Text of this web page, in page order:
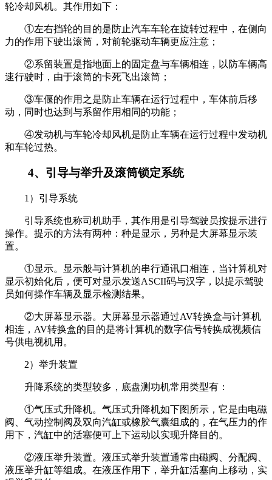
轮冷却风机。其作用如下：
①左右挡轮的目的是防止汽车车轮在旋转过程中，在侧向
力的作用下驶出滚筒，对前轮驱动车辆更应注意；
②系留装置是指地面上的固定盘与车辆相连，以防车辆高
速行驶时，由于滚筒的卡死飞出滚筒；
③车偃的作用之是防止车辆在运行过程中，车体前后移
动，同时也达到与系留作用相同的功能；
④发动机与车轮冷却风机是防止车辆在运行过程中发动机
和车轮过热。
4、引导与举升及滚筒锁定系统
1）引导系统
引导系统也称司机助手，其作用是引导驾驶员按提示进行
操作。提示的方法有两种：种是显示，另种是大屏幕显示装
置。
①显示。显示般与计算机的串行通讯口相连，当计算机对
显示初始化后，便可对显示发送ASCII码与汉字，以提示驾驶
员如何操作车辆及显示检测结果。
②大屏幕显示器。大屏幕显示器通过AV转换盒与计算机
相连，AV转换盒的目的是将计算机的数字信号转换成视频信
号供电视机用。
2）举升装置
升降系统的类型较多，底盘测功机常用类型有：
①气压式升降机。气压式升降机如下图所示，它是由电磁
阀、气动控制阀及双向汽缸或橡胶气囊组成的，在气压力的作
用下，汽缸中的活塞便可上下运动以实现升降目的。
②液压举升装置。液压式举升装置通常由磁阀、分配阀、
液压举升缸等组成。在液压作用下，举升缸活塞向上移动，实